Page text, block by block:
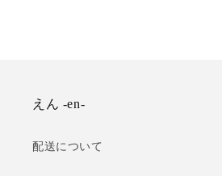
えん -en-
配送について